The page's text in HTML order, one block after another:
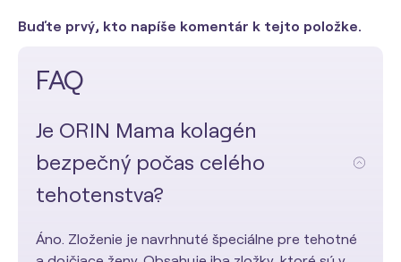
Buďte prvý, kto napíše komentár k tejto položke.
FAQ
Je ORIN Mama kolagén
bezpečný počas celého
tehotenstva?
Áno. Zloženie je navrhnuté špeciálne pre tehotné